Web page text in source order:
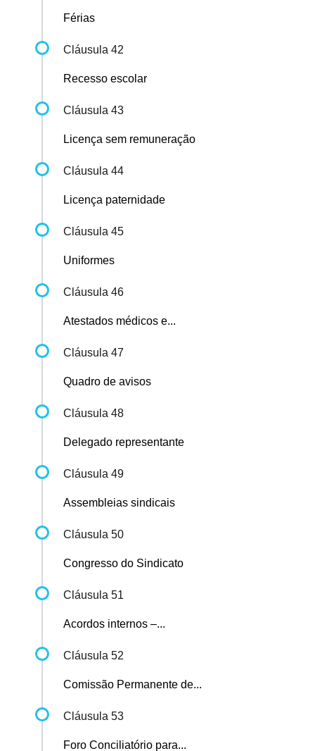
Férias
Cláusula 42
Recesso escolar
Cláusula 43
Licença sem remuneração
Cláusula 44
Licença paternidade
Cláusula 45
Uniformes
Cláusula 46
Atestados médicos e...
Cláusula 47
Quadro de avisos
Cláusula 48
Delegado representante
Cláusula 49
Assembleias sindicais
Cláusula 50
Congresso do Sindicato
Cláusula 51
Acordos internos –...
Cláusula 52
Comissão Permanente de...
Cláusula 53
Foro Conciliatório para...